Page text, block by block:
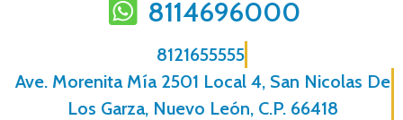
8114696000
8121655555
Ave. Morenita Mí­a 2501 Local 4, San Nicolas De
Los Garza, Nuevo León, C.P. 66418